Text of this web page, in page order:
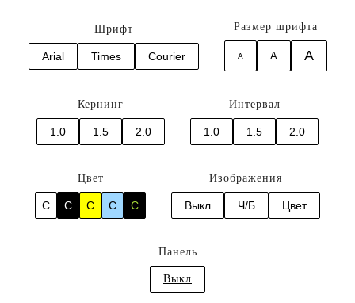
Шрифт
Arial Times Courier
Размер шрифта
A A A
Кернинг
1.0 1.5 2.0
Интервал
1.0 1.5 2.0
Цвет
C C C C C
Изображения
Выкл Ч/Б Цвет
Панель
Выкл